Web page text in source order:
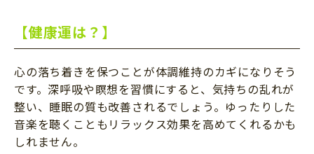
【健康運は？】
心の落ち着きを保つことが体調維持のカギになりそう
です。深呼吸や瞑想を習慣にすると、気持ちの乱れが
整い、睡眠の質も改善されるでしょう。ゆったりした
音楽を聴くこともリラックス効果を高めてくれるかも
しれません。